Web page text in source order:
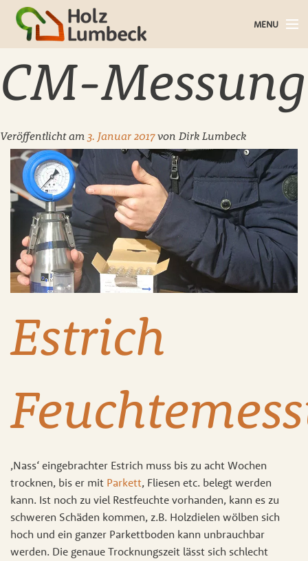
MENU
Holz im Haus
Holz im Garten
Bauholz
Baustoffe
Service
Über uns
Blog
CM-Messung
Veröffentlicht am 3. Januar 2017von Dirk Lumbeck
Estrich
‚Nass‘ eingebrachter Estrich muss bis zu acht Wochen
trocknen, bis er mit Parkett, Fliesen etc. belegt werden
kann. Ist noch zu viel Restfeuchte vorhanden, kann es zu
schweren Schäden kommen, z.B. Holzdielen wölben sich
hoch und ein ganzer Parkettboden kann unbrauchbar
werden. Die genaue Trocknungszeit lässt sich schlecht